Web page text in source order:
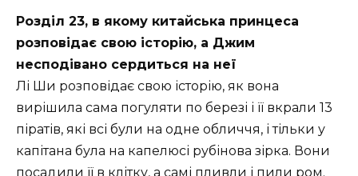
Розділ 23, в якому китайська принцеса
розповідає свою історію, а Джим
несподівано сердиться на неї
Лі Ши розповідає свою історію, як вона
вирішила сама погуляти по березі і її вкрали 13
піратів, які всі були на одне обличчя, і тільки у
капітана була на капелюсі рубінова зірка. Вони
посадили її в клітку, а самі пливли і пили ром.